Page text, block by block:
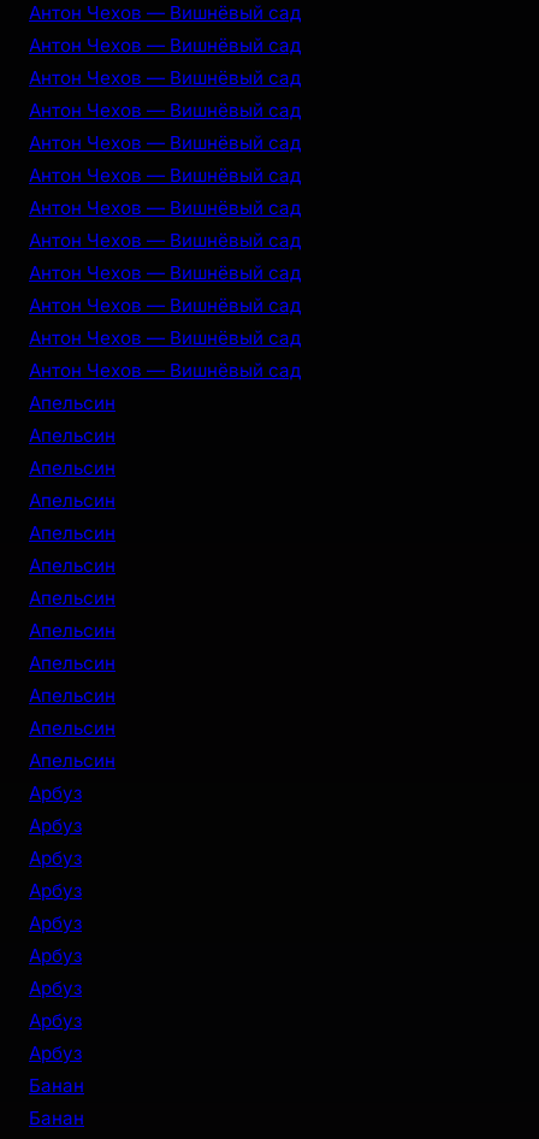
Антон Чехов — Вишнёвый сад
Антон Чехов — Вишнёвый сад
Антон Чехов — Вишнёвый сад
Антон Чехов — Вишнёвый сад
Антон Чехов — Вишнёвый сад
Антон Чехов — Вишнёвый сад
Антон Чехов — Вишнёвый сад
Антон Чехов — Вишнёвый сад
Антон Чехов — Вишнёвый сад
Антон Чехов — Вишнёвый сад
Антон Чехов — Вишнёвый сад
Антон Чехов — Вишнёвый сад
Апельсин
Апельсин
Апельсин
Апельсин
Апельсин
Апельсин
Апельсин
Апельсин
Апельсин
Апельсин
Апельсин
Апельсин
Арбуз
Арбуз
Арбуз
Арбуз
Арбуз
Арбуз
Арбуз
Арбуз
Арбуз
Банан
Банан